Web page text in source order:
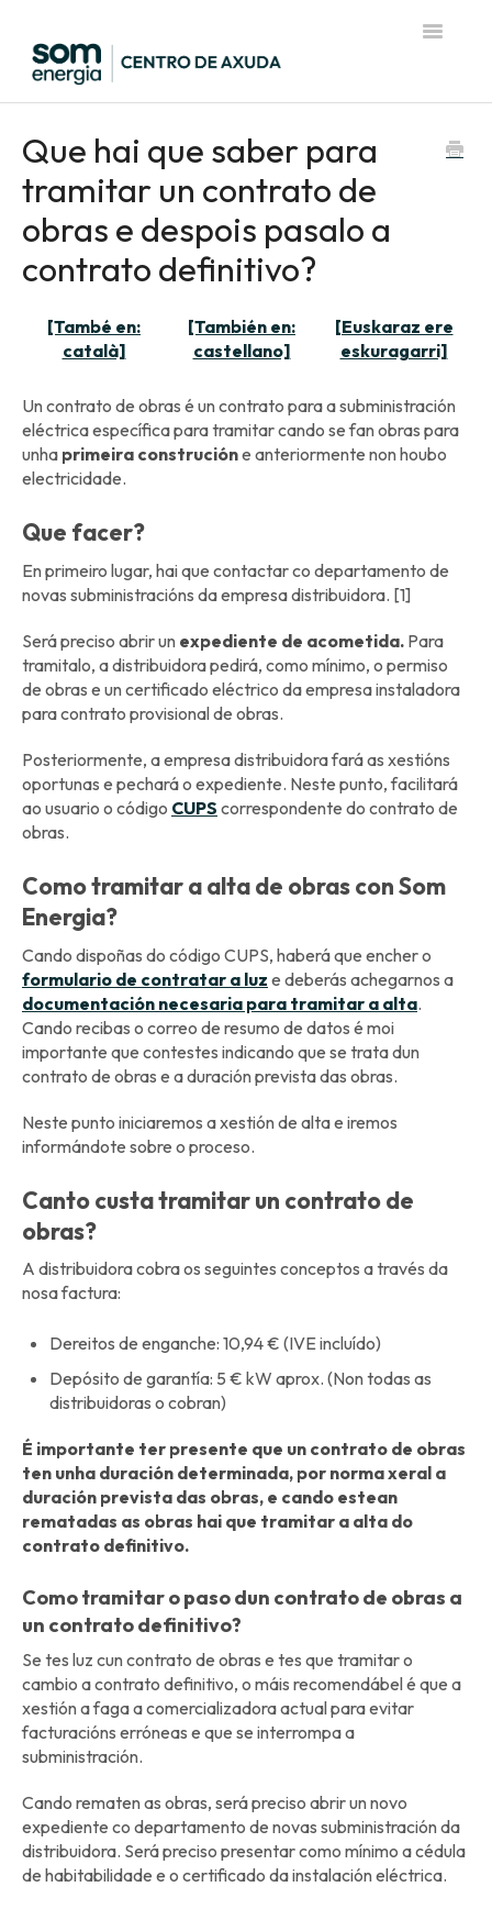
Toggle
Que hai que saber para
tramitar un contrato de
obras e despois pasalo a
contrato definitivo?
[També en:
català]
[También en:
castellano]
[Euskaraz ere
eskuragarri]
Un contrato de obras é un contrato para a subministración
eléctrica específica para tramitar cando se fan obras para
unha primeira construcióne anteriormente non houbo
electricidade.
Que facer?
En primeiro lugar, hai que contactar co departamento de
novas subministracións da empresa distribuidora. [1]
Será preciso abrir un expediente de acometida. Para
tramitalo, a distribuidora pedirá, como mínimo, o permiso
de obras e un certificado eléctrico da empresa instaladora
para contrato provisional de obras.
Posteriormente, a empresa distribuidora fará as xestións
oportunas e pechará o expediente. Neste punto, facilitará
ao usuario o código CUPS correspondente do contrato de
obras.
Como tramitar a alta de obras con Som
Energia?
Cando dispoñas do código CUPS, haberá que encher o
formulario de contratar a luz e deberás achegarnos a
documentación necesaria para tramitar a alta.
Cando recibas o correo de resumo de datos é moi
importante que contestes indicando que se trata dun
contrato de obras e a duración prevista das obras.
Neste punto iniciaremos a xestión de alta e iremos
informándote sobre o proceso.
Canto custa tramitar un contrato de
obras?
A distribuidora cobra os seguintes conceptos a través da
nosa factura:
Dereitos de enganche: 10,94 € (IVE incluído)
Depósito de garantía: 5 € kW aprox. (Non todas as
distribuidoras o cobran)
É importante ter presente que un contrato de obras
ten unha duración determinada, por norma xeral a
duración prevista das obras, e cando estean
rematadas as obras hai que tramitar a alta do
contrato definitivo.
Como tramitar o paso dun contrato de obras a
un contrato definitivo?
Se tes luz cun contrato de obras e tes que tramitar o
cambio a contrato definitivo, o máis recomendábel é que a
xestión a faga a comercializadora actual para evitar
facturacións erróneas e que se interrompa a
subministración.
Cando rematen as obras, será preciso abrir un novo
expediente co departamento de novas subministración da
distribuidora. Será preciso presentar como mínimo a cédula
de habitabilidade e o certificado da instalación eléctrica.